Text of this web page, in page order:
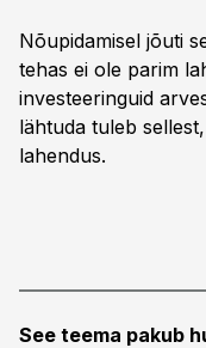
Nõupidamisel jõuti
tehas ei ole parim
investeeringuid
lähtuda tuleb
lahendus.
See teema pakub